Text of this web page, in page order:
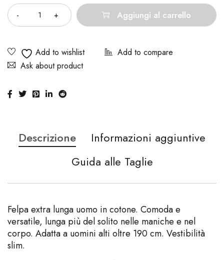
Aggiungi al carrello
Ask about product
Descrizione
Informazioni aggiuntive
Guida alle Taglie
Felpa extra lunga uomo in cotone. Comoda e
versatile, lunga più del solito nelle maniche e nel
corpo. Adatta a uomini alti oltre 190 cm. Vestibilità
slim.